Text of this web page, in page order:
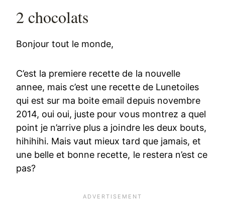
2 chocolats
Bonjour tout le monde,
C’est la premiere recette de la nouvelle
annee, mais c’est une recette de Lunetoiles
qui est sur ma boite email depuis novembre
2014, oui oui, juste pour vous montrez a quel
point je n’arrive plus a joindre les deux bouts,
hihihihi. Mais vaut mieux tard que jamais, et
une belle et bonne recette, le restera n’est ce
pas?